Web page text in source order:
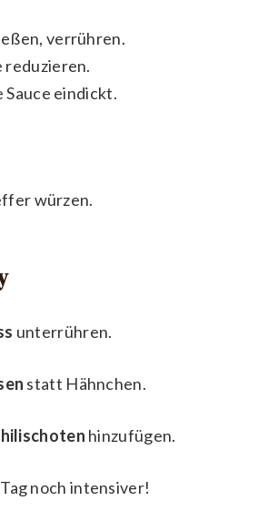
verrühren.
reduzieren.
Sauce eindickt.
würzen.
unterrühren.
statt Hähnchen.
hinzufügen.
noch intensiver!